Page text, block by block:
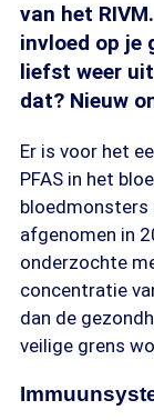
van het
invloed op je
liefst weer
dat? Nieuw
Er is voor het
PFAS in het
bloedmonsters
afgenomen in
onderzochte
concentratie
dan de
veilige grens